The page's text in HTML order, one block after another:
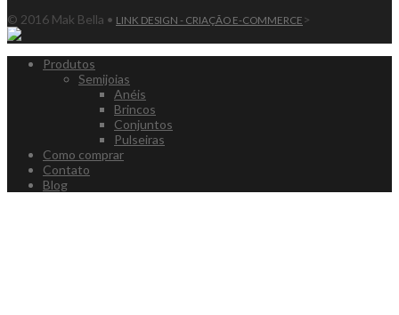
© 2016 Mak Bella • LINK DESIGN - CRIAÇÃO E-COMMERCE >
Produtos
Semijoias
Anéis
Brincos
Conjuntos
Pulseiras
Como comprar
Contato
Blog